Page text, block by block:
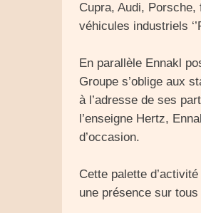
Cupra, Audi,
véhicules industriels
En parallèle Ennakl
Groupe s’oblige aux
à l’adresse de ses
l’enseigne Hertz,
d’occasion.
Cette palette
une présence sur